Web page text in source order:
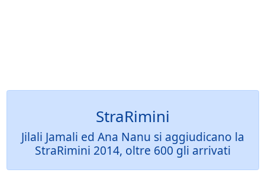
StraRimini
Jilali Jamali ed Ana Nanu si aggiudicano la
StraRimini 2014, oltre 600 gli arrivati